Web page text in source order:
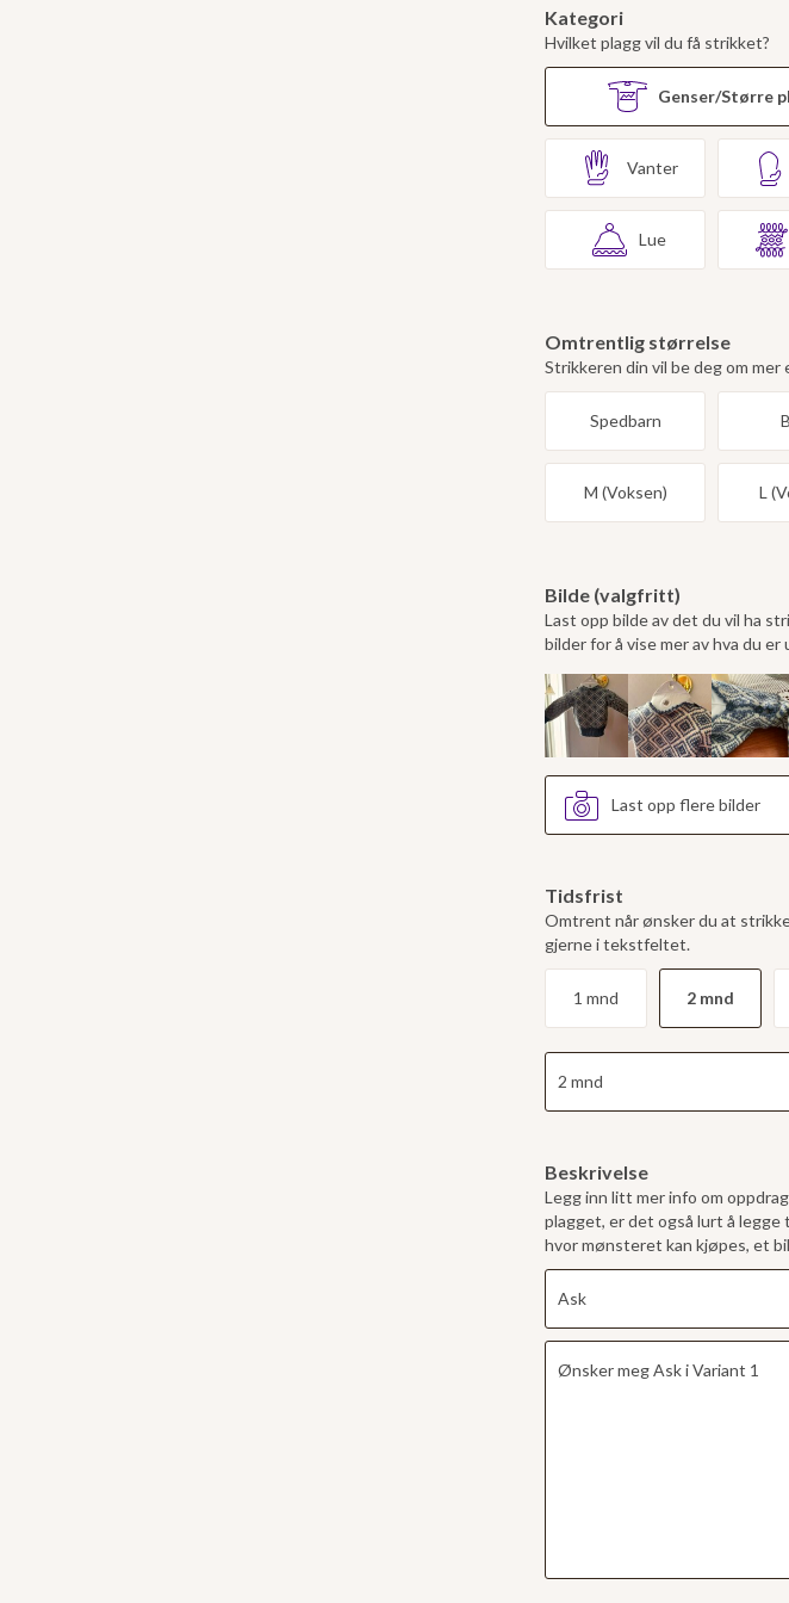
Kategori
Hvilket plagg vil du få strikket?
Genser/Større
Vanter
Lue
Omtrentlig størrelse
Strikkeren din vil be deg om
Spedbarn
M (Voksen) L
Bilde (valgfritt)
Last opp bilde av det du vil ha
bilder for å vise mer av hva du
Last opp flere bilder
Tidsfrist
Omtrent når ønsker du at
gjerne i tekstfeltet.
1 mnd 2 mnd
Beskrivelse
Legg inn litt mer info om
plagget, er det også lurt å
hvor mønsteret kan kjøpes, et